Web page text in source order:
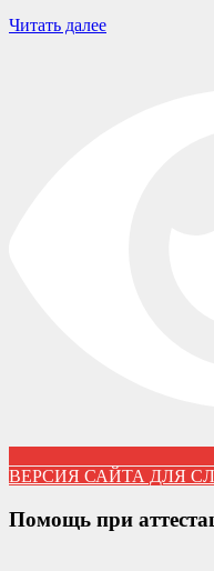
Читать далее
ВЕРСИЯ САЙТА ДЛЯ
Помощь при